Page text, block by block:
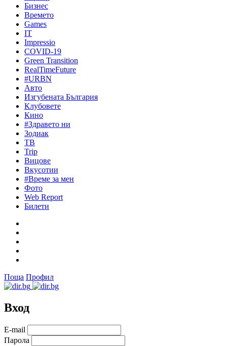
Бизнес
Времето
Games
IT
Impressio
COVID-19
Green Transition
RealTimeFuture
#URBN
Авто
Изгубената България
Клубовете
Кино
#Здравето ни
Зодиак
ТВ
Trip
Вицове
Вкусотии
#Време за мен
Фото
Web Report
Билети
Поща Профил
Вход
Е-mail
Парола